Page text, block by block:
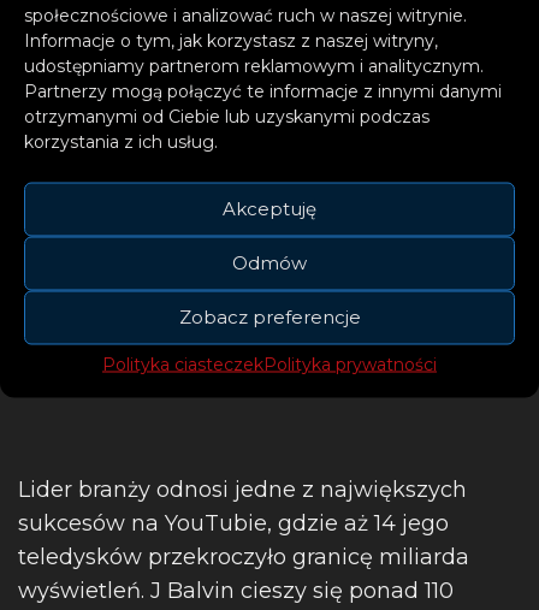
społecznościowe i analizować ruch w naszej witrynie.
Informacje o tym, jak korzystasz z naszej witryny,
udostępniamy partnerom reklamowym i analitycznym.
Partnerzy mogą połączyć te informacje z innymi danymi
otrzymanymi od Ciebie lub uzyskanymi podczas
korzystania z ich usług.
Akceptuję
Odmów
Zobacz preferencje
Polityka ciasteczekPolityka prywatności
uznanych artystów. Produkcją kawałka zajęli
się najlepsi z najlepszych: Mura Masa, Fred
Ball, DJ Luian, Mambo Kingz, Tainy i Michael
Brun. „DIENTES” stanowi świadectwo talentu
J Balvina – wierny swoim latynoskim
korzeniom, artysta znów eksperymentuje z
utworami, które podbiły już serca milionów.
Lider branży odnosi jedne z największych
sukcesów na YouTubie, gdzie aż 14 jego
teledysków przekroczyło granicę miliarda
wyświetleń. J Balvin cieszy się ponad 110